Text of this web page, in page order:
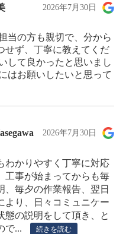
2026年7月30日
当の方も親切で、分から
せず、丁寧に教えてくだ
して良かったと思いまし
はお願いしたいと思って
2026年7月30日
わかりやすく丁寧に対応
工事が始まってからも毎
、毎夕の作業報告、翌日
より、日々コミュニケー
態の説明をして頂き、と
で...
続きを読む